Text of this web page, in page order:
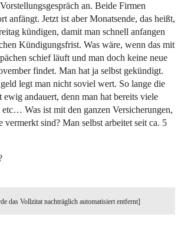
an. Beide Firmen
anfängt. Jetzt ist aber Monatsende, das heißt,
kündigen, damit man schnell anfangen
Kündigungsfrist. Was wäre, wenn das mit
schief läuft und man doch keine neue
findet. Man hat ja selbst gekündigt.
legt man nicht soviel wert. So lange die
andauert, denn man hat bereits viele
Was ist mit den ganzen Versicherungen,
vermerkt sind? Man selbst arbeitet seit ca. 5
das Vollzitat nachträglich automatisiert entfernt]